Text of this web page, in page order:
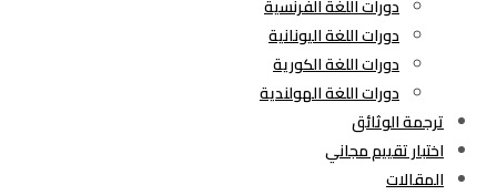
دورات اللغة الفرنسية
دورات اللغة اليونانية
دورات اللغة الكورية
دورات اللغة الهولندية
ترجمة الوثائق
اختبار تقييم مجاني
المقالات